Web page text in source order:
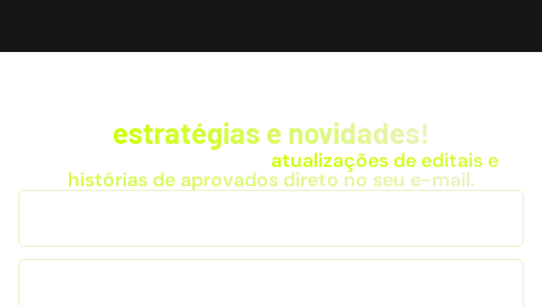
estratégias e novidades!
atualizações de editais e
histórias de aprovados direto no seu e-mail.